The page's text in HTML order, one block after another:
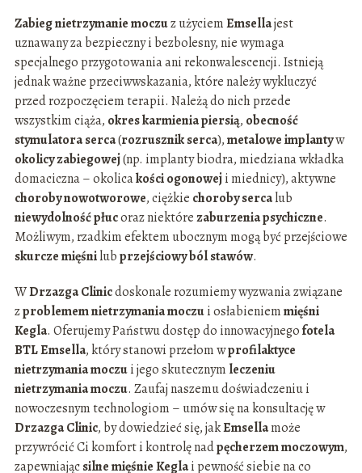
Zabieg nietrzymanie moczuz użyciemEmsellajest
uznawany za bezpieczny i bezbolesny, nie wymaga
specjalnego przygotowania ani rekonwalescencji. Istnieją
jednak ważne przeciwwskazania, które należy wykluczyć
przed rozpoczęciem terapii. Należą do nich przede
wszystkim ciąża, okres karmienia piersią, obecność
stymulatora serca(rozrusznik serca),metalowe implantyw
okolicy zabiegowej(np. implanty biodra, miedziana wkładka
domaciczna – okolicakości ogonoweji miednicy), aktywne
choroby nowotworowe, ciężkie choroby sercalub
niewydolność płucoraz niektórezaburzenia psychiczne.
Możliwym, rzadkim efektem ubocznym mogą być przejściowe
skurcze mięśnilubprzejściowy ból stawów.
WDrzazga Clinicdoskonale rozumiemy wyzwania związane
zproblemem nietrzymania moczui osłabieniemmięśni
Kegla. Oferujemy Państwu dostęp do innowacyjnegofotela
BTL Emsella, który stanowi przełom wprofilaktyce
nietrzymania moczui jego skutecznym leczeniu
nietrzymania moczu. Zaufaj naszemu doświadczeniu i
nowoczesnym technologiom – umów się na konsultację w
Drzazga Clinic, by dowiedzieć się, jakEmsellamoże
przywrócić Ci komfort i kontrolę nadpęcherzem moczowym,
zapewniającsilne mięśnie Keglai pewność siebie na co